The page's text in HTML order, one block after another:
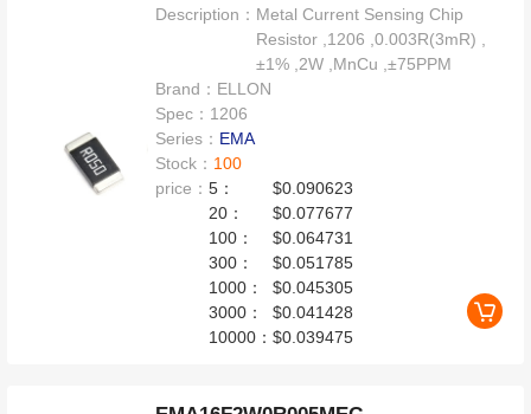
Description： Metal Current Sensing Chip
Resistor ,1206 ,0.003R(3mR) ,
±1% ,2W ,MnCu ,±75PPM
Brand： ELLON
Spec： 1206
Series： EMA
Stock： 100
price：5：
$0.090623
20：
$0.077677
100：
$0.064731
300：
$0.051785
1000：
$0.045305
3000：
$0.041428
10000：$0.039475